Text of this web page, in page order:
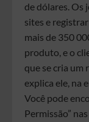
de dólares. Os
sites e
mais de 350
produto, e o
que se cria um
explica ele, na
Você pode
Permissão”